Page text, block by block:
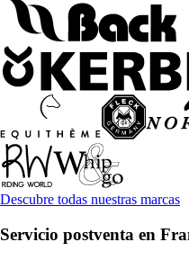
Descubre todas nuestras marcas
Servicio postventa en